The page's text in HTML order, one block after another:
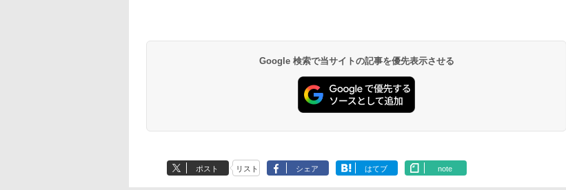
Google 検索で当サイトの記事を優先表示させる
ポスト リスト シェア はてブ note